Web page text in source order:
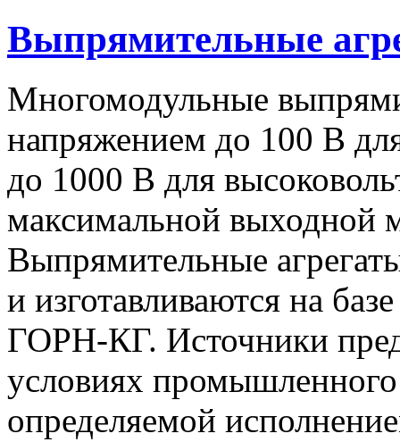
Выпрямительные
Многомодульные
напряжением до 100 В
до 1000 В для
максимальной
Выпрямительные
и изготавливаются на
ГОРН-КГ. Источники
условиях промышленного
определяемой